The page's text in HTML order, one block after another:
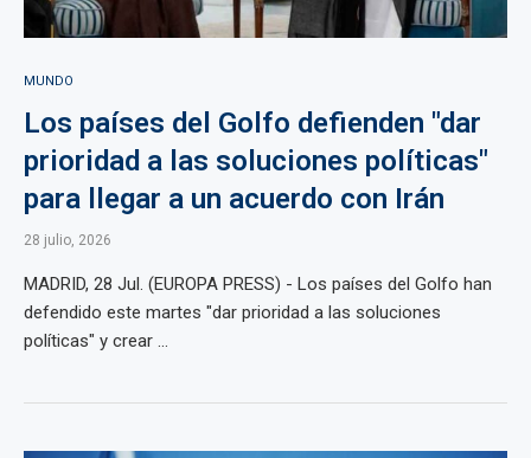
MUNDO
Los países del Golfo defienden "dar
prioridad a las soluciones políticas"
para llegar a un acuerdo con Irán
28 julio, 2026
MADRID, 28 Jul. (EUROPA PRESS) - Los países del Golfo han
defendido este martes "dar prioridad a las soluciones
políticas" y crear ...